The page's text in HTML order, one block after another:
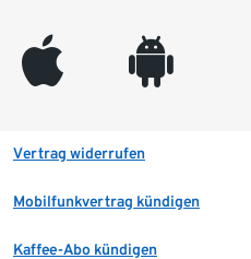
appleinc android
Vertrag widerrufen
Mobilfunkvertrag kündigen
Kaffee-Abo kündigen